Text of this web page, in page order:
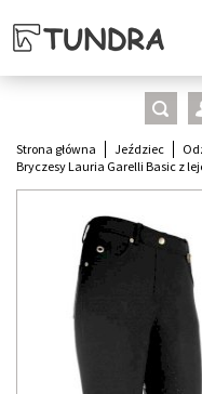
Strona główna Jeździec
Bryczesy Lauria Garelli Basic z